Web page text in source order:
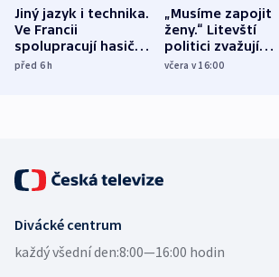
Jiný jazyk i technika.
Ve Francii
spolupracují hasiči z
různých zemí
před 6h
„Musíme zapojit
ženy.“ Litevští
politici zvažují
dohodu o
včera v 16:00
Divácké centrum
každý všední den:8:00—16:00 hodin